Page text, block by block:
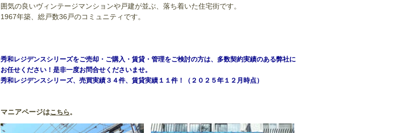
囲気の良いヴィンテージマンションや戸建が並ぶ、落ち着いた住宅街です。
1967年築、総戸数36戸のコミュニティです。
秀和レジデンスシリーズをご売却・ご購入・賃貸・管理をご検討の方は、多数契約実績のある弊社に
お任せください！是非一度お問合せくださいませ。
秀和レジデンスシリーズ、売買実績３４件、賃貸実績１１件！（２０２５年１２月時点）
マニアページはこちら。